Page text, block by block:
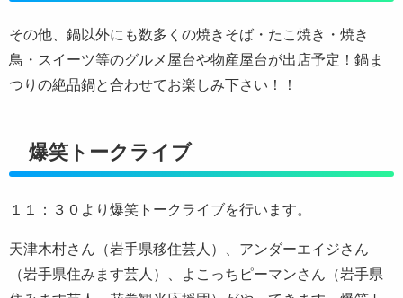
その他、鍋以外にも数多くの焼きそば・たこ焼き・焼き
鳥・スイーツ等のグルメ屋台や物産屋台が出店予定！鍋ま
つりの絶品鍋と合わせてお楽しみ下さい！！
爆笑トークライブ
１１：３０より爆笑トークライブを行います。
天津木村さん（岩手県移住芸人）、アンダーエイジさん
（岩手県住みます芸人）、よこっちピーマンさん（岩手県